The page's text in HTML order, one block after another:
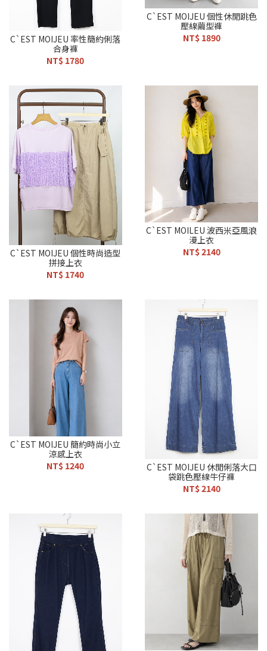
C`EST MOIJEU 率性簡約俐落
合身褲
NT$ 1780
C`EST MOIJEU 個性休閒跳色
壓線繭型褲
NT$ 1890
C`EST MOIJEU 個性時尚造型
拼接上衣
NT$ 1740
C`EST MOILEU 波西米亞風浪
漫上衣
NT$ 2140
C`EST MOIJEU 簡約時尚小立
涼感上衣
NT$ 1240
C`EST MOIJEU 休閒俐落大口
袋跳色壓線牛仔褲
NT$ 2140